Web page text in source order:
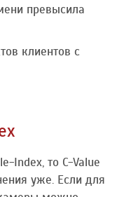
превысила
клиентов с
Index, то С-Value
уже. Если для